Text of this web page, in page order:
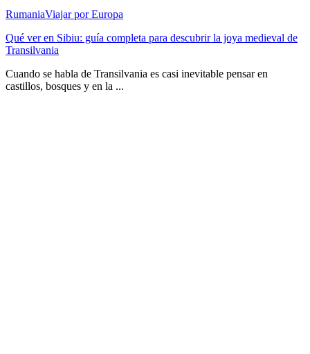
RumaniaViajar por Europa
Qué ver en Sibiu: guía completa para descubrir la joya medieval de
Transilvania
Cuando se habla de Transilvania es casi inevitable pensar en
castillos, bosques y en la ...